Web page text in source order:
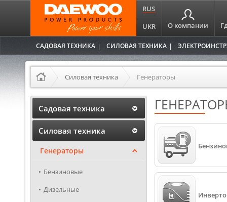
RUS
UKR
О компании
САДОВАЯ ТЕХНИКА СИЛОВАЯ ТЕХНИКА
Силовая техника Генераторы
Садовая техника
Силовая техника
Генераторы
Бензиновые
Дизельные